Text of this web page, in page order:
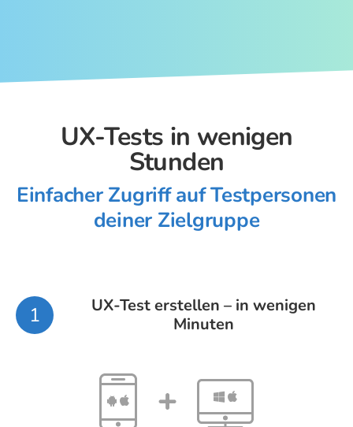
UX-Tests in wenigen
Stunden
Einfacher Zugriff auf Testpersonen
deiner Zielgruppe
1
UX-Test erstellen – in wenigen
Minuten